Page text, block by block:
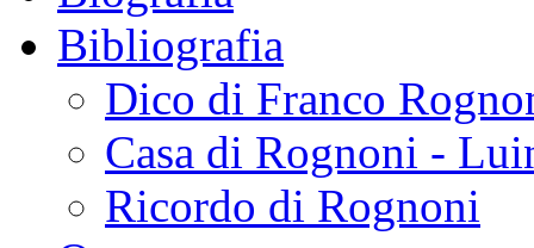
Bibliografia
Dico di Franco
Casa di Rognoni -
Ricordo di Rognoni